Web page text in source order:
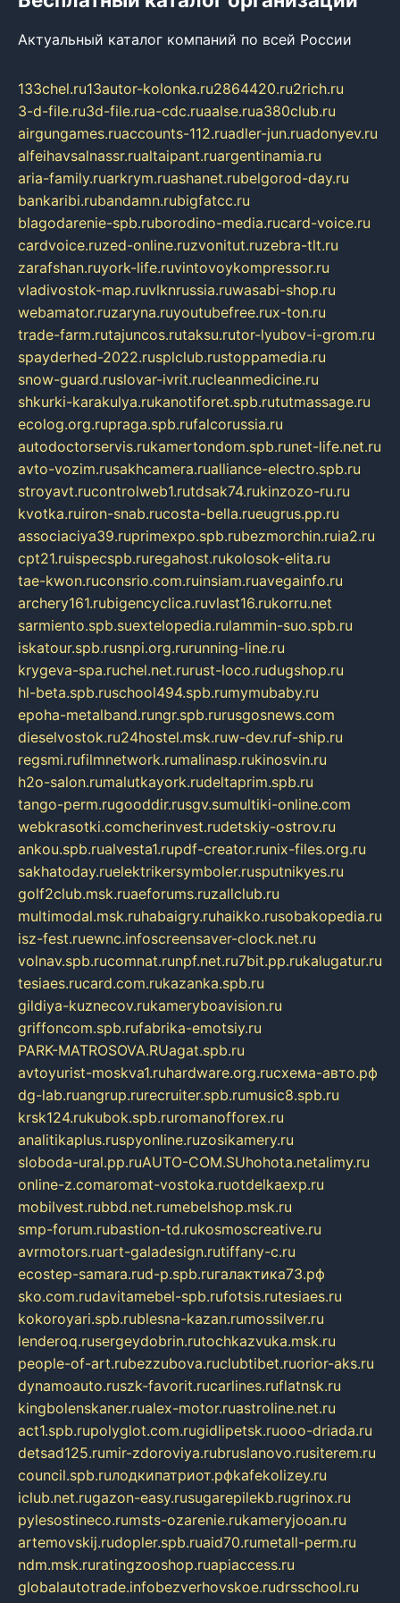
Актуальный каталог компаний по всей России
133chel.ru13autor-kolonka.ru2864420.ru2rich.ru
3-d-file.ru3d-file.rua-cdc.ruaalse.rua380club.ru
airgungames.ruaccounts-112.ruadler-jun.ruadonyev.ru
alfeihavsalnassr.rualtaipant.ruargentinamia.ru
aria-family.ruarkrym.ruashanet.rubelgorod-day.ru
bankaribi.rubandamn.rubigfatcc.ru
blagodarenie-spb.ruborodino-media.rucard-voice.ru
cardvoice.ruzed-online.ruzvonitut.ruzebra-tlt.ru
zarafshan.ruyork-life.ruvintovoykompressor.ru
vladivostok-map.ruvlknrussia.ruwasabi-shop.ru
webamator.ruzaryna.ruyoutubefree.rux-ton.ru
trade-farm.rutajuncos.rutaksu.rutor-lyubov-i-grom.ru
spayderhed-2022.rusplclub.rustoppamedia.ru
snow-guard.ruslovar-ivrit.rucleanmedicine.ru
shkurki-karakulya.rukanotiforet.spb.rututmassage.ru
ecolog.org.rupraga.spb.rufalcorussia.ru
autodoctorservis.rukamertondom.spb.runet-life.net.ru
avto-vozim.rusakhcamera.rualliance-electro.spb.ru
stroyavt.rucontrolweb1.rutdsak74.rukinzozo-ru.ru
kvotka.ruiron-snab.rucosta-bella.rueugrus.pp.ru
associaciya39.ruprimexpo.spb.rubezmorchin.ruia2.ru
cpt21.ruispecspb.ruregahost.rukolosok-elita.ru
tae-kwon.ruconsrio.com.ruinsiam.ruavegainfo.ru
archery161.rubigencyclica.ruvlast16.rukorru.net
sarmiento.spb.suextelopedia.rulammin-suo.spb.ru
iskatour.spb.rusnpi.org.rurunning-line.ru
krygeva-spa.ruchel.net.rurust-loco.rudugshop.ru
hl-beta.spb.ruschool494.spb.rumymubaby.ru
epoha-metalband.rungr.spb.rurusgosnews.com
dieselvostok.ru24hostel.msk.ruw-dev.ruf-ship.ru
regsmi.rufilmnetwork.rumalinasp.rukinosvin.ru
h2o-salon.rumalutkayork.rudeltaprim.spb.ru
tango-perm.rugooddir.rusgv.sumultiki-online.com
webkrasotki.comcherinvest.rudetskiy-ostrov.ru
ankou.spb.rualvesta1.rupdf-creator.runix-files.org.ru
sakhatoday.ruelektrikersymboler.rusputnikyes.ru
golf2club.msk.ruaeforums.ruzallclub.ru
multimodal.msk.ruhabaigry.ruhaikko.rusobakopedia.ru
isz-fest.ruewnc.infoscreensaver-clock.net.ru
volnav.spb.rucomnat.runpf.net.ru7bit.pp.rukalugatur.ru
tesiaes.rucard.com.rukazanka.spb.ru
gildiya-kuznecov.rukameryboavision.ru
griffoncom.spb.rufabrika-emotsiy.ru
PARK-MATROSOVA.RUagat.spb.ru
avtoyurist-moskva1.ruhardware.org.ruсхема-авто.рф
dg-lab.ruangrup.rurecruiter.spb.rumusic8.spb.ru
krsk124.rukubok.spb.ruromanofforex.ru
analitikaplus.ruspyonline.ruzosikamery.ru
sloboda-ural.pp.ruAUTO-COM.SUhohota.netalimy.ru
online-z.comaromat-vostoka.ruotdelkaexp.ru
mobilvest.rubbd.net.rumebelshop.msk.ru
smp-forum.rubastion-td.rukosmoscreative.ru
avrmotors.ruart-galadesign.rutiffany-c.ru
ecostep-samara.rud-p.spb.ruгалактика73.рф
sko.com.rudavitamebel-spb.rufotsis.rutesiaes.ru
kokoroyari.spb.rublesna-kazan.rumossilver.ru
lenderoq.rusergeydobrin.rutochkazvuka.msk.ru
people-of-art.rubezzubova.ruclubtibet.ruorior-aks.ru
dynamoauto.ruszk-favorit.rucarlines.ruflatnsk.ru
kingbolenskaner.rualex-motor.ruastroline.net.ru
act1.spb.rupolyglot.com.rugidlipetsk.ruooo-driada.ru
detsad125.rumir-zdoroviya.rubruslanovo.rusiterem.ru
council.spb.ruлодкипатриот.рфkafekolizey.ru
iclub.net.rugazon-easy.rusugarepilekb.rugrinox.ru
pylesostineco.rumsts-ozarenie.rukameryjooan.ru
artemovskij.rudopler.spb.ruaid70.rumetall-perm.ru
ndm.msk.ruratingzooshop.ruapiaccess.ru
globalautotrade.infobezverhovskoe.rudrsschool.ru